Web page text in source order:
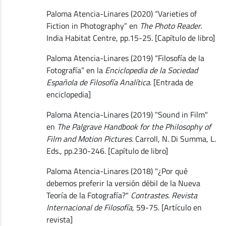
Paloma Atencia-Linares (2020) “Varieties of
Fiction in Photography” en The Photo Reader.
India Habitat Centre, pp.15-25. [Capítulo de libro]
Paloma Atencia-Linares (2019) “Filosofía de la
Fotografía” en la Enciclopedia de la Sociedad
Española de Filosofía Analítica. [Entrada de
enciclopedia]
Paloma Atencia-Linares (2019) "Sound in Film"
en The Palgrave Handbook for the Philosophy of
Film and Motion Pictures.Carroll, N. Di Summa, L.
Eds., pp.230-246. [Capítulo de libro]
Paloma Atencia-Linares (2018) "¿Por qué
debemos preferir la versión débil de la Nueva
Teoría de la Fotografía?" Contrastes. Revista
Internacional de Filosofía, 59-75. [Artículo en
revista]